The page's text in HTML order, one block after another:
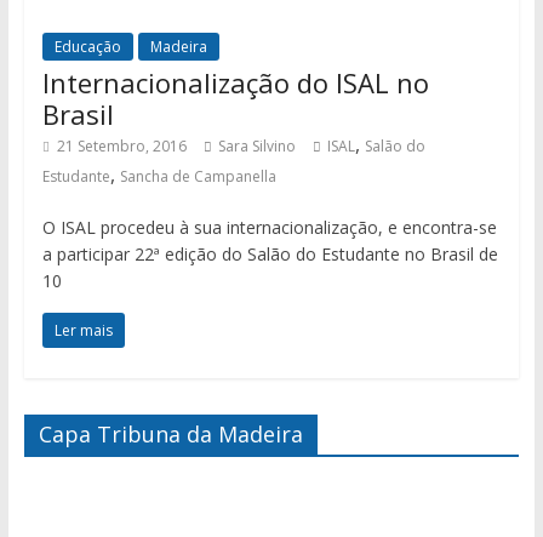
Educação Madeira
Internacionalização do ISAL no
Brasil
21 Setembro, 2016 Sara Silvino ISAL, Salão do
Estudante, Sancha de Campanella
O ISAL procedeu à sua internacionalização, e encontra-se
a participar 22ª edição do Salão do Estudante no Brasil de
10
Ler mais
Capa Tribuna da Madeira